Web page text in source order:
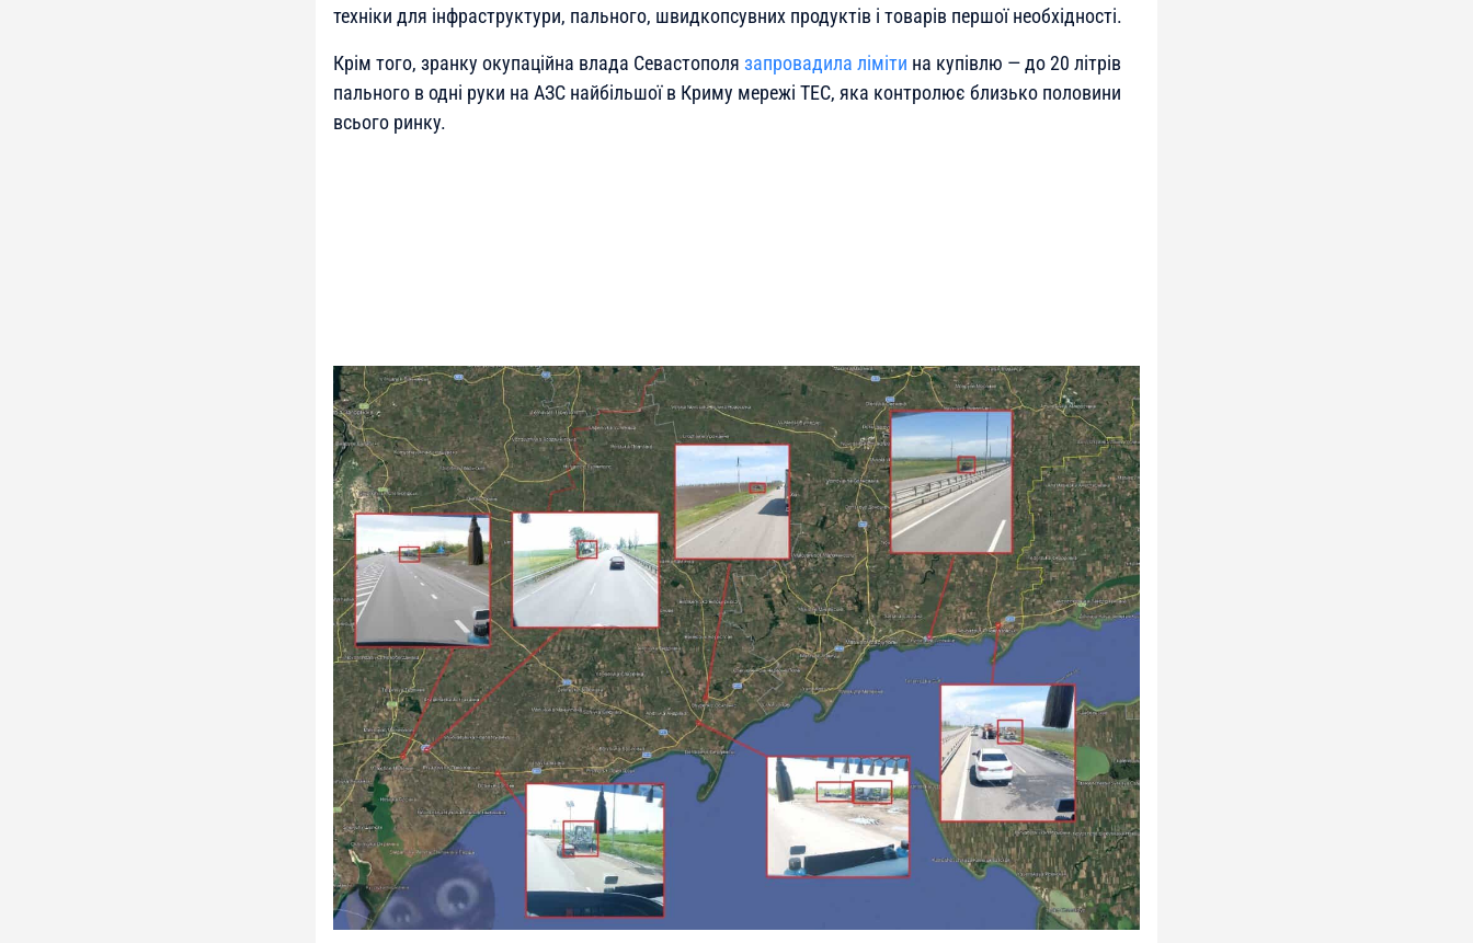
техніки для інфраструктури, пального, швидкопсувних продуктів і товарів першої необхідності.
Крім того, зранку окупаційна влада Севастополя запровадила ліміти на купівлю — до 20 літрів
пального в одні руки на АЗС найбільшої в Криму мережі ТЕС, яка контролює близько половини
всього ринку.